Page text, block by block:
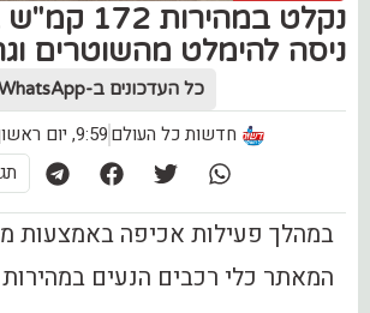
ניסה להימלט מהשוטרים
כל העדכונים ב-WhatsApp
חדשות כל העולם9:59, יום ראשון (18.08)
במהלך פעילות אכיפה באמצעות
המאתר כלי רכבים הנעים